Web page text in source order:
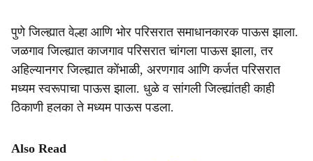
पुणे जिल्ह्यात वेल्हा आणि भोर परिसरात समाधानकारक पाऊस झाला.
जळगाव जिल्ह्यात काजगाव परिसरात चांगला पाऊस झाला, तर
अहिल्यानगर जिल्ह्यात कोंभाळी, अरणगाव आणि कर्जत परिसरात
मध्यम स्वरूपाचा पाऊस झाला. धुळे व सांगली जिल्ह्यांतही काही
ठिकाणी हलका ते मध्यम पाऊस पडला.
Also Read